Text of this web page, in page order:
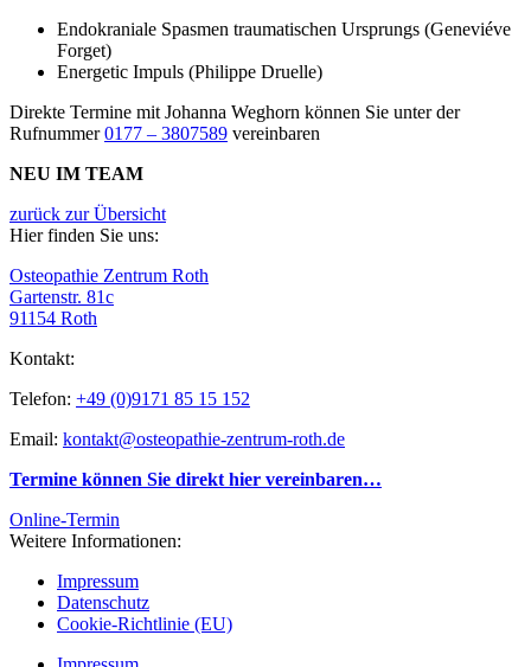
⁠Endokraniale Spasmen traumatischen Ursprungs (Geneviéve
Forget)
Energetic Impuls (Philippe Druelle)
Direkte Termine mit Johanna Weghorn können Sie unter der
Rufnummer0177 – 3807589 vereinbaren
NEU IM TEAM
zurück zur Übersicht
Hier finden Sie uns:
Osteopathie Zentrum Roth
Gartenstr. 81c
91154 Roth
Kontakt:
Telefon: +49 (0)9171 85 15 152
Email: kontakt@osteopathie-zentrum-roth.de
Termine können Sie direkt hier vereinbaren…
Online-Termin
Weitere Informationen:
Impressum
Datenschutz
Cookie-Richtlinie (EU)